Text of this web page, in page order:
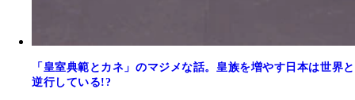
「皇室典範とカネ」のマジメな話。皇族を増やす日本は世界と
逆行している!?